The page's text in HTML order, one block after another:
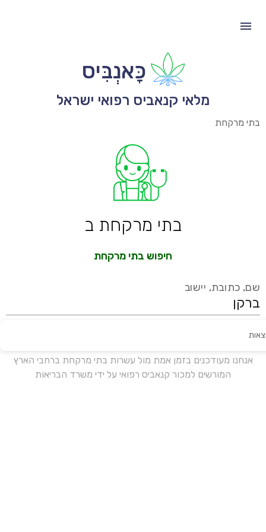
כָּאנְבִּיס
מלאי קנאביס רפואי ישראל
בתי מרקחת
בתי מרקחת ב
חיפוש בתי מרקחת
שם, כתובת, יישוב
אנחנו מעודכנים בזמן אמת מול עשרות בתי מרקחת ברחבי הארץ
המורשים למכור קנאביס רפואי על ידי משרד הבריאות